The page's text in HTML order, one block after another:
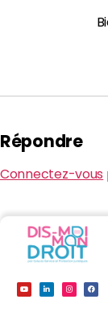
Répondre
Connectez-vous